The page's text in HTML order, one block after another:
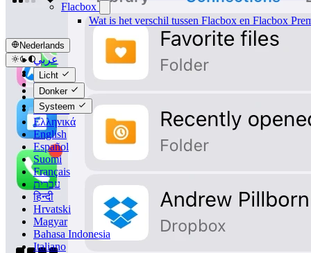
Flacbox
Wat is het verschil tussen Flacbox en Flacbox
Nederlands
عربي
Català
Čeština
Dansk
Deutsch
Ελληνικά
English
Español
Suomi
Français
עברית
हिन्दी
Hrvatski
Magyar
Bahasa Indonesia
Italiano
Licht
Donker
Systeem